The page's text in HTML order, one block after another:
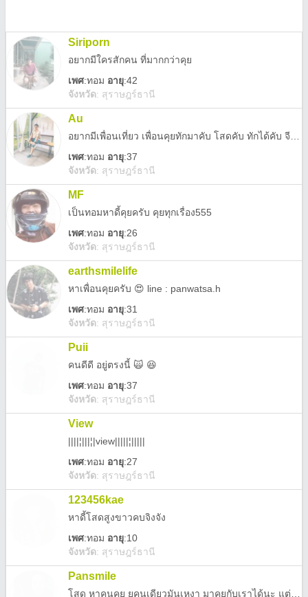
Siriporn
อยากมีใครสักคน ที่มากกว่าคุย
เพศ:ทอม อายุ:42
จังหวัด: สุราษฎร์ธานี
Au
เพศ:ทอม อายุ:37
จังหวัด: สุราษฎร์ธานี
MF
เป็นทอมหาดี้คุยครับ คุยทุกเรื่อง555
เพศ:ทอม อายุ:26
จังหวัด: สุราษฎร์ธานี
earthsmilelife
หาเพื่อนคุยครับ 😍 line : panwatsa.h
เพศ:ทอม อายุ:31
จังหวัด: สุราษฎร์ธานี
Puii
คนดีดี อยู่ตรงนี้ 🙀 😆
เพศ:ทอม อายุ:37
จังหวัด: สุราษฎร์ธานี
View
||||¦|||¦|view|||||¦|||||
เพศ:ทอม อายุ:27
จังหวัด: สุราษฎร์ธานี
123456kae
หาดี้โสดสูงขาวคบจิงจัง
เพศ:ทอม อายุ:10
จังหวัด: สุราษฎร์ธานี
Pansmile